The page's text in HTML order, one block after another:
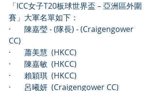
「ICC女子T20板球世界盃 – 亞洲區外圍
賽」大軍名單如下：
·       陳嘉瑩 - (隊長) - (Craigengower
CC)
·       蕭美慧  (HKCC)
·       陳嘉敏  (HKCC)
·       賴穎琪  (HKCC)
·       呂曦妍  (Craigengower CC)